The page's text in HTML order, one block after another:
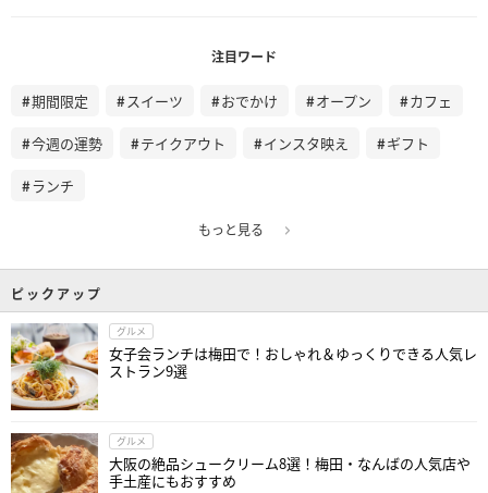
注目ワード
期間限定 スイーツ おでかけ オープン カフェ
今週の運勢 テイクアウト インスタ映え ギフト
ランチ
もっと見る
ピックアップ
グルメ
女子会ランチは梅田で！おしゃれ＆ゆっくりできる人気レ
ストラン9選
グルメ
大阪の絶品シュークリーム8選！梅田・なんばの人気店や
手土産にもおすすめ